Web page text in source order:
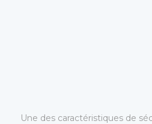
Une des caractéristiques de